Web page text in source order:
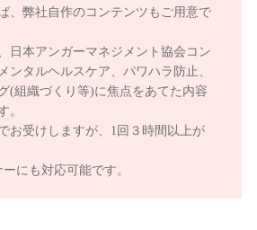
、弊社自作のコンテンツもご用意で
日本アンガーマネジメント協会コン
ンタルヘルスケア、パワハラ防止、
(組織づくり等)に焦点をあてた内容
。
お受けしますが、1回３時間以上が
にも対応可能です。